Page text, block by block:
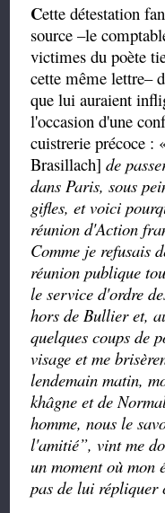
Cette détestation
source –le
victimes du poète
cette même lettre–
que lui auraient
l'occasion d'une
cuistrerie précoce :
Brasillach]de
dans Paris, sous
gifles, et voici
réunion d'Action
Comme je refusais
réunion publique
le service d'ordre
hors de Bullier et,
quelques coups de
visage et me
lendemain matin,
khâgne et de
homme, nous le
l'amitié”, vint me
un moment où mon
pas de lui